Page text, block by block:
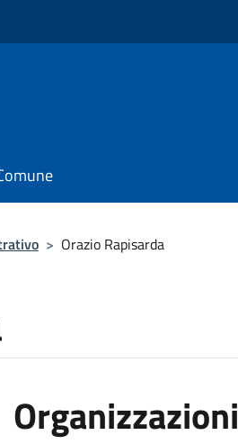
> Orazio Rapisarda
Organizzazioni